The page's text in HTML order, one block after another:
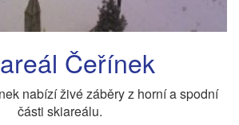
Čeřínek
nabízí živé záběry z horní a spodní
části skiareálu.